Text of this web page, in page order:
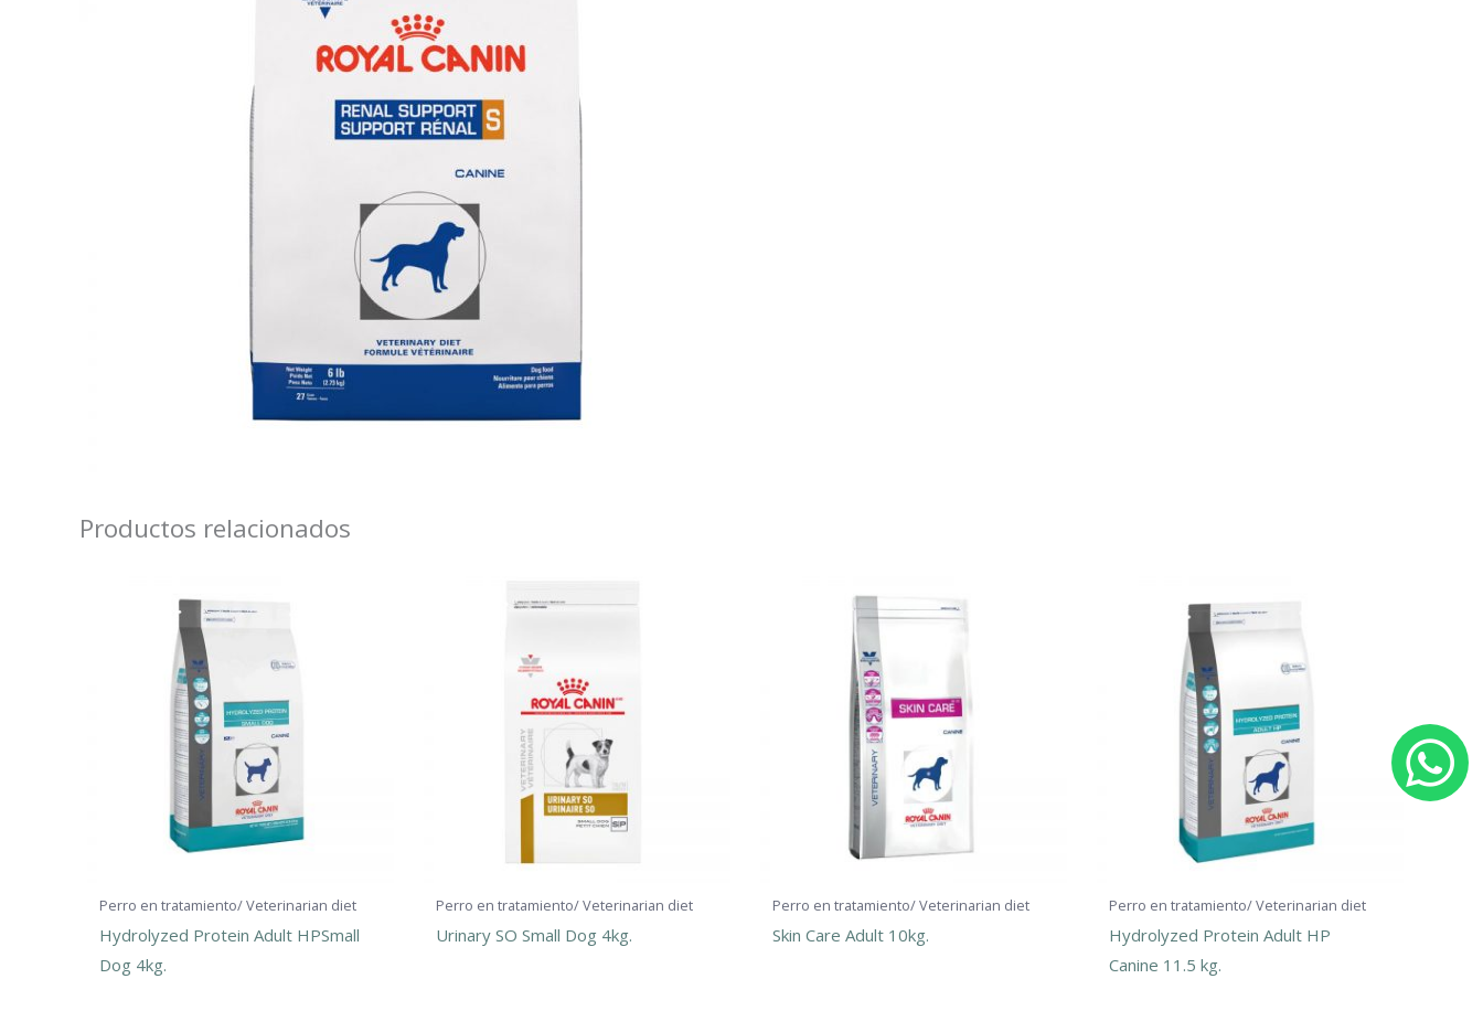
Productos relacionados
Perro en tratamiento/ Veterinarian diet
Hydrolyzed Protein Adult HPSmall
Dog 4kg.
Perro en tratamiento/ Veterinarian diet
Urinary SO Small Dog 4kg.
Perro en tratamiento/ Veterinarian diet
Skin Care Adult 10kg.
Perro en tratamiento/ Veterinarian diet
Hydrolyzed Protein Adult HP
Canine 11.5 kg.
W
h